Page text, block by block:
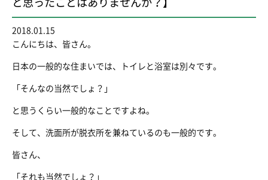
と思ったことはありませんか？】
2018.01.15
こんにちは、皆さん。
日本の一般的な住まいでは、トイレと浴室は別々です。
「そんなの当然でしょ？」
と思うくらい一般的なことですよね。
そして、洗面所が脱衣所を兼ねているのも一般的です。
皆さん、
「それも当然でしょ？」